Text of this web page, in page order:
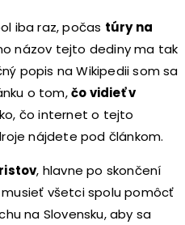
iba raz, počas túry na
názov tejto dediny ma tak
popis na Wikipedii som sa
o tom,čo vidieť v
čo internet o tejto
nájdete pod článkom.
, hlavne po skončení
musieť všetci spolu pomôcť
na Slovensku, aby sa